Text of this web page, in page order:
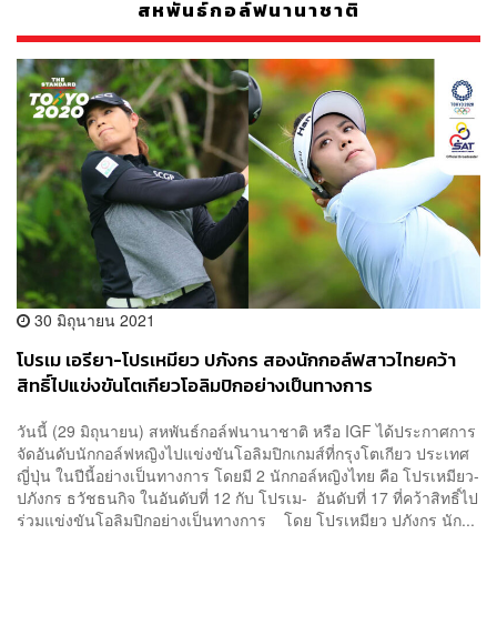
สหพันธ์กอล์ฟนานาชาติ
30 มิถุนายน 2021
โปรเม เอรียา-โปรเหมียว ปภังกร สองนักกอล์ฟสาวไทยคว้า
สิทธิ์ไปแข่งขันโตเกียวโอลิมปิกอย่างเป็นทางการ
วันนี้ (29 มิถุนายน) สหพันธ์กอล์ฟนานาชาติ หรือ IGF ได้ประกาศการ
จัดอันดับนักกอล์ฟหญิงไปแข่งขันโอลิมปิกเกมส์ที่กรุงโตเกียว ประเทศ
ญี่ปุ่น ในปีนี้อย่างเป็นทางการ โดยมี 2 นักกอล์หญิงไทย คือ โปรเหมียว-
ปภังกร ธวัชธนกิจ ในอันดับที่ 12 กับ โปรเม- อันดับที่ 17 ที่คว้าสิทธิ์ไป
ร่วมแข่งขันโอลิมปิกอย่างเป็นทางการ โดย โปรเหมียว ปภังกร นัก...